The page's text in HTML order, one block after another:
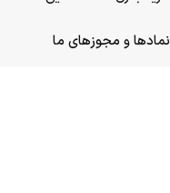
خرید باتری عمده موتورسیکلت